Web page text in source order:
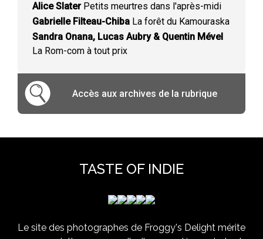
Alice SlaterPetits meurtres dans l'après-midi
Gabrielle Filteau-Chiba La forêt du Kamouraska
Sandra Onana, Lucas Aubry & Quentin Mével
La Rom-com à tout prix
Accès aux archives de la rubrique
TASTE OF INDIE
Le site des photographes de Froggy's Delight mérite